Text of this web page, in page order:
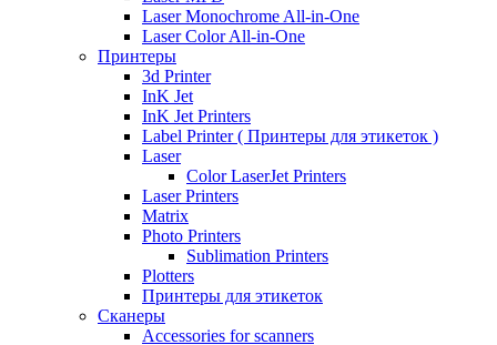
Laser Monochrome All-in-One
Laser Color All-in-One
Принтеры
3d Printer
InK Jet
InK Jet Printers
Label Printer ( Принтеры для этикеток )
Laser
Color LaserJet Printers
Laser Printers
Matrix
Photo Printers
Sublimation Printers
Plotters
Принтеры для этикеток
Сканеры
Accessories for scanners